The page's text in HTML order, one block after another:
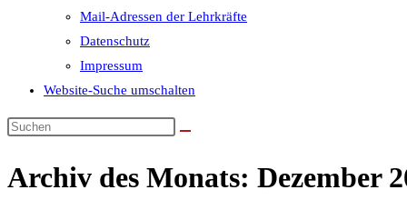
Mail-Adressen der Lehrkräfte
Datenschutz
Impressum
Website-Suche umschalten
Archiv des Monats: Dezember